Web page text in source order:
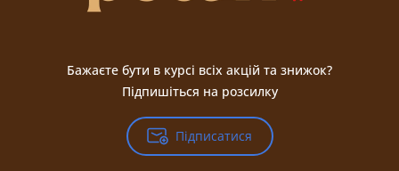
Бажаєте бути в курсі всіх акцій та знижок?
Підпишіться на розсилку
Підписатися